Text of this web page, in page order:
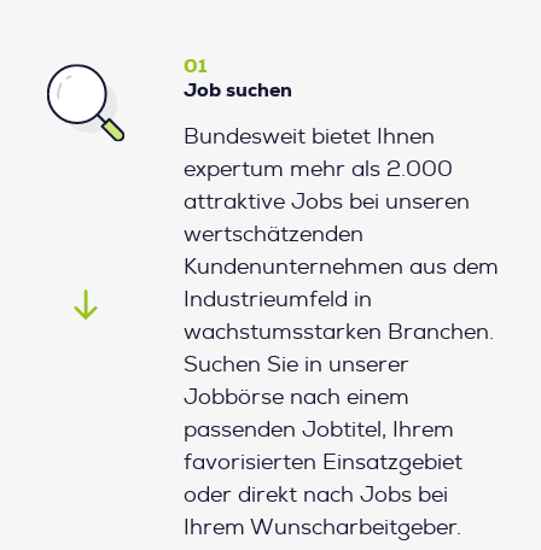
01
Job suchen
Bundesweit bietet Ihnen
expertum mehr als 2.000
attraktive Jobs bei unseren
wertschätzenden
Kundenunternehmen aus dem
Industrieumfeld in
wachstumsstarken Branchen.
Suchen Sie in unserer
Jobbörse nach einem
passenden Jobtitel, Ihrem
favorisierten Einsatzgebiet
oder direkt nach Jobs bei
Ihrem Wunscharbeitgeber.